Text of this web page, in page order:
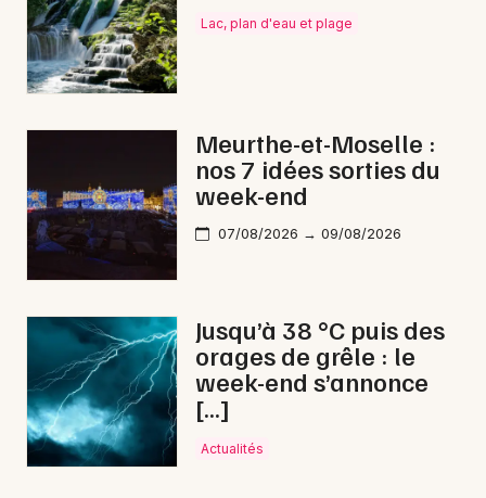
Lac, plan d'eau et plage
Meurthe-et-Moselle :
nos 7 idées sorties du
week-end
07/08/2026 → 09/08/2026
Jusqu’à 38 °C puis des
orages de grêle : le
week-end s’annonce
[…]
Actualités